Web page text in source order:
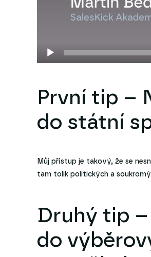
První tip –
do státní
Můj přístup je takový, že se
tam tolik politických a
Druhý tip
do